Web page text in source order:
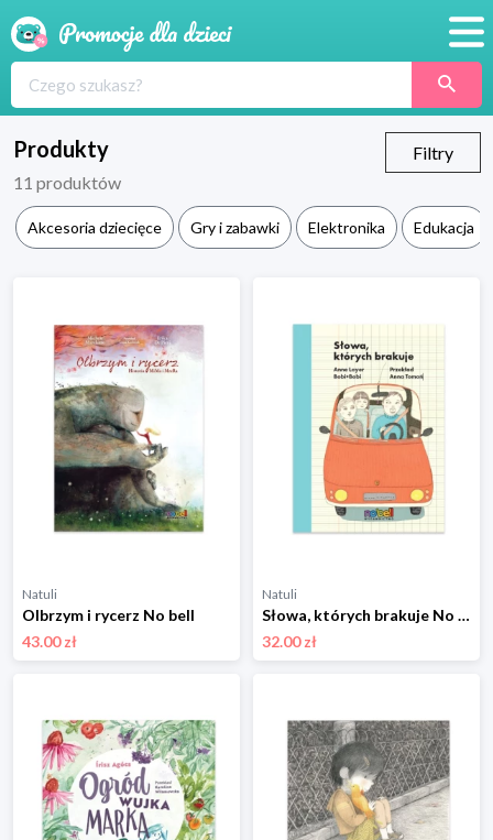
Blog
Produkty
Filtry
11 produktów
Akcesoria dziecięce Gry i zabawki Elektronika Edukacja
Natuli
Olbrzym i rycerz No bell
43.00 zł
Natuli
Słowa, których brakuje No bell
32.00 zł